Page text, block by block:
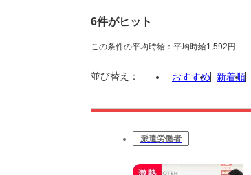
6件がヒット
この条件の平均時給：平均時給1,592円
並び替え： おすすめ 新着順
派遣労働者